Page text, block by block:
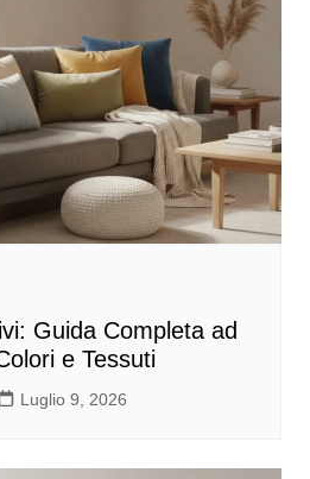
Guida Completa ad
e Tessuti
Luglio 9, 2026